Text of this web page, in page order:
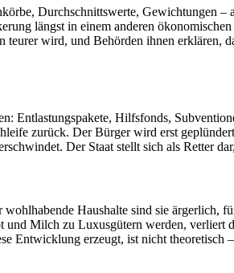
Durchschnittswerte, Gewichtungen –
längst in einem anderen
wird, und Behörden ihnen erklären,
Entlastungspakete, Hilfsfonds,
zurück. Der Bürger wird erst
Der Staat stellt sich als Retter
Haushalte sind sie ärgerlich,
Milch zu Luxusgütern werden, verliert
Entwicklung erzeugt, ist nicht theoretisch